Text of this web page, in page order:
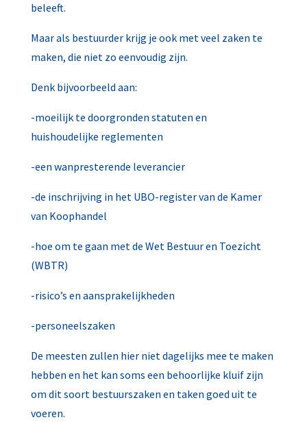
beleeft.
Maar als bestuurder krijg je ook met veel zaken te
maken, die niet zo eenvoudig zijn.
Denk bijvoorbeeld aan:
-moeilijk te doorgronden statuten en
huishoudelijke reglementen
-een wanpresterende leverancier
-de inschrijving in het UBO-register van de Kamer
van Koophandel
-hoe om te gaan met de Wet Bestuur en Toezicht
(WBTR)
-risico’s en aansprakelijkheden
-personeelszaken
De meesten zullen hier niet dagelijks mee te maken
hebben en het kan soms een behoorlijke kluif zijn
om dit soort bestuurszaken en taken goed uit te
voeren.